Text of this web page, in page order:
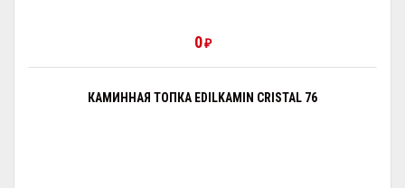
0₽
КАМИННАЯ ТОПКА EDILKAMIN CRISTAL 76